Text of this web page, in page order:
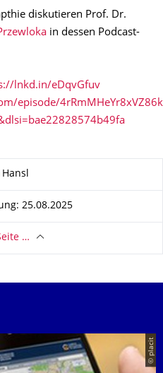
diskutieren Prof. Dr.
in dessen Podcast-
lnkd.in/eDqvGfuv
episode/
25.08.2025
…
© placit